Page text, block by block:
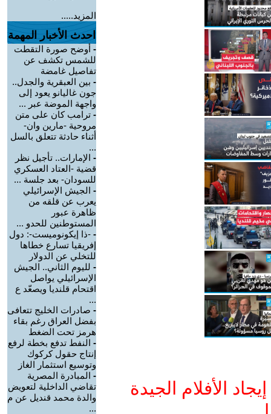
الأفلام الجيدة
المزيد.....
احدث الأخبار المهمة
- أوضح صورة التقطت
للشمس تكشف عن
تفاصيل غامضة
- بين العبقرية والجدل..
جون غاليانو يعود إلى
واجهة الموضة عبر ...
- ترامب كان على متن
مروحية -مارين وان-
أثناء حادثة تتعلق بالسل
...
- الإمارات.. تأجيل نظر
قضية -العتاد العسكري
للسودان- بعد جلسة ...
- الجيش الإسرائيلي
يعرب عن قلقه من
ظاهرة عبور
المستوطنين للحدو ...
- -ذا إيكونوميست-: دول
إفريقيا تسارع خطاها
للتخلي عن الدولار
- لليوم الثاني.. الجيش
الإسرائيلي يواصل
اقتحام قلنديا ويصعّد ع
...
- صادرات الخليج تتعافى
بفضل العراق رغم بقاء
هرمز تحت الضغط
- النفط تدفع بخطة لرفع
إنتاج حقول كركوك
وتوسيع استثمار الغاز
- المبادرة المصرية
تقاضي الداخلية لتعويض
والدة محمد قنديل عن م
...